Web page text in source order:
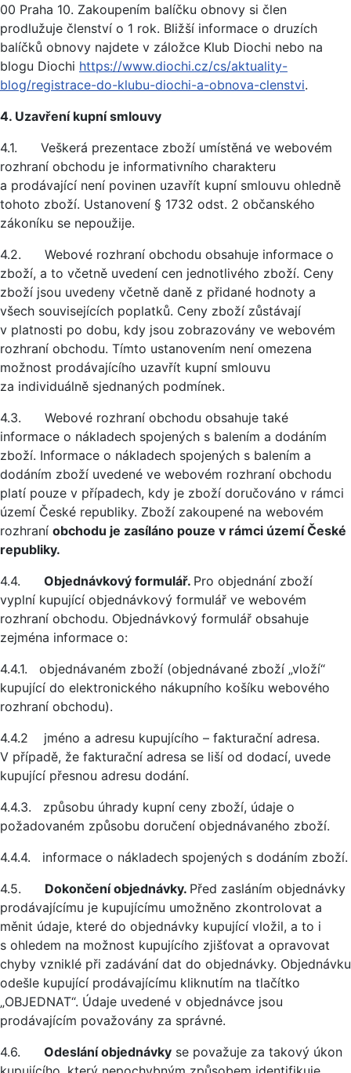
00 Praha 10. Zakoupením balíčku obnovy si člen
prodlužuje členství o 1 rok. Bližší informace o druzích
balíčků obnovy najdete v záložce Klub Diochi nebo na
blogu Diochi https://www.diochi.cz/cs/aktuality-
blog/registrace-do-klubu-diochi-a-obnova-clenstvi.
4. Uzavření kupní smlouvy
4.1. Veškerá prezentace zboží umístěná ve webovém
rozhraní obchodu je informativního charakteru
a prodávající není povinen uzavřít kupní smlouvu ohledně
tohoto zboží. Ustanovení § 1732 odst. 2 občanského
zákoníku se nepoužije.
4.2. Webové rozhraní obchodu obsahuje informace o
zboží, a to včetně uvedení cen jednotlivého zboží. Ceny
zboží jsou uvedeny včetně daně z přidané hodnoty a
všech souvisejících poplatků. Ceny zboží zůstávají
v platnosti po dobu, kdy jsou zobrazovány ve webovém
rozhraní obchodu. Tímto ustanovením není omezena
možnost prodávajícího uzavřít kupní smlouvu
za individuálně sjednaných podmínek.
4.3. Webové rozhraní obchodu obsahuje také
informace o nákladech spojených s balením a dodáním
zboží. Informace o nákladech spojených s balením a
dodáním zboží uvedené ve webovém rozhraní obchodu
platí pouze v případech, kdy je zboží doručováno v rámci
území České republiky. Zboží zakoupené na webovém
rozhraní obchodu je zasíláno pouze v rámci území České
republiky.
4.4. Objednávkový formulář. Pro objednání zboží
vyplní kupující objednávkový formulář ve webovém
rozhraní obchodu. Objednávkový formulář obsahuje
zejména informace o:
4.4.1. objednávaném zboží (objednávané zboží „vloží“
kupující do elektronického nákupního košíku webového
rozhraní obchodu).
4.4.2 jméno a adresu kupujícího – fakturační adresa.
V případě, že fakturační adresa se liší od dodací, uvede
kupující přesnou adresu dodání.
4.4.3. způsobu úhrady kupní ceny zboží, údaje o
požadovaném způsobu doručení objednávaného zboží.
4.4.4. informace o nákladech spojených s dodáním zboží.
4.5. Dokončení objednávky. Před zasláním objednávky
prodávajícímu je kupujícímu umožněno zkontrolovat a
měnit údaje, které do objednávky kupující vložil, a to i
s ohledem na možnost kupujícího zjišťovat a opravovat
chyby vzniklé při zadávání dat do objednávky. Objednávku
odešle kupující prodávajícímu kliknutím na tlačítko
„OBJEDNAT“. Údaje uvedené v objednávce jsou
prodávajícím považovány za správné.
4.6. Odeslání objednávky se považuje za takový úkon